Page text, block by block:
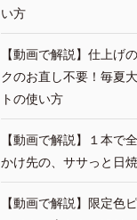
い方
【動画で解説】仕上げ
クのお直し不要！毎夏
トの使い方
【動画で解説】１本で
かけ先の、ササっと日
【動画で解説】限定色